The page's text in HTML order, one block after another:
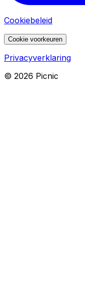
Cookiebeleid
Cookie voorkeuren
Privacyverklaring
© 2026 Picnic